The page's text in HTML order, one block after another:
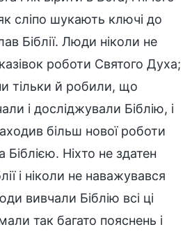
сліпо шукають ключі до
Біблії. Люди ніколи не
роботи Святого Духа;
тільки й робили, що
і досліджували Біблію, і
більш нової роботи
Біблією. Ніхто не здатен
і ніколи не наважувався
вивчали Біблію всі ці
так багато пояснень і